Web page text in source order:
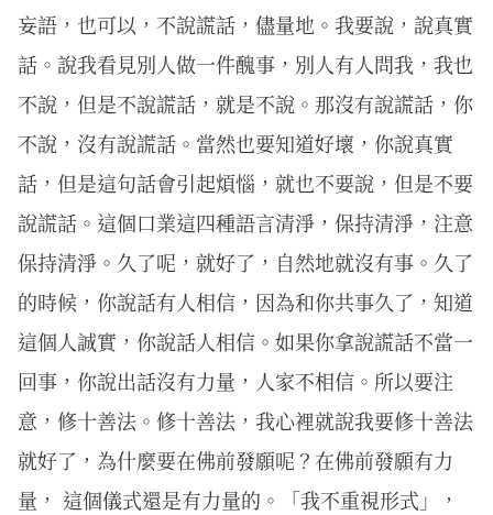
妄語，也可以，不說謊話，儘量地。我要說，說真實
話。說我看見別人做一件醜事，別人有人問我，我也
不說，但是不說謊話，就是不說。那沒有說謊話，你
不說，沒有說謊話。當然也要知道好壞，你說真實
話，但是這句話會引起煩惱，就也不要說，但是不要
說謊話。這個口業這四種語言清淨，保持清淨，注意
保持清淨。久了呢，就好了，自然地就沒有事。久了
的時候，你說話有人相信，因為和你共事久了，知道
這個人誠實，你說話人相信。如果你拿說謊話不當一
回事，你說出話沒有力量，人家不相信。所以要注
意，修十善法。修十善法，我心裡就說我要修十善法
就好了，為什麼要在佛前發願呢？在佛前發願有力
量， 這個儀式還是有力量的。「我不重視形式」，